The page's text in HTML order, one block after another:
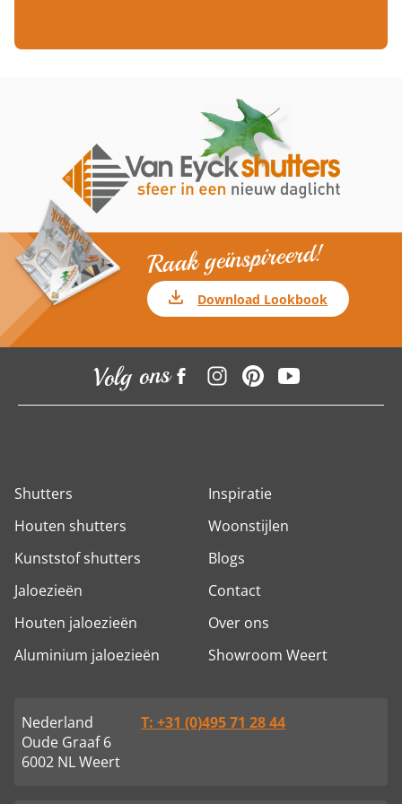
Raak geïnspireerd!
Download Lookbook
Volg ons
Shutters
Houten shutters
Kunststof shutters
Jaloezieën
Houten jaloezieën
Aluminium jaloezieën
Inspiratie
Woonstijlen
Blogs
Contact
Over ons
Showroom Weert
Nederland
Oude Graaf 6
6002 NL Weert
T: +31 (0)495 71 28 44